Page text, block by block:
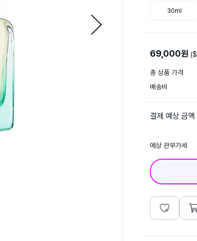
30ml
69,000원 ($
총 상품 가격
배송비
결제 예상 금액
예상 관부가세